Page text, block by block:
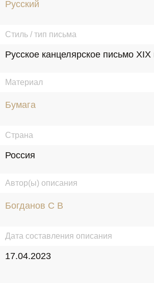
Русский
Стиль / тип письма
Русское канцелярское письмо XIX
Материал
Бумага
Страна
Россия
Автор(ы) описания
Богданов С В
Дата составления описания
17.04.2023